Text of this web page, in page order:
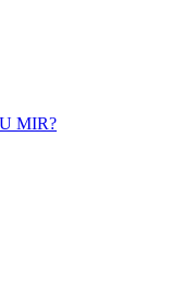
MIR?